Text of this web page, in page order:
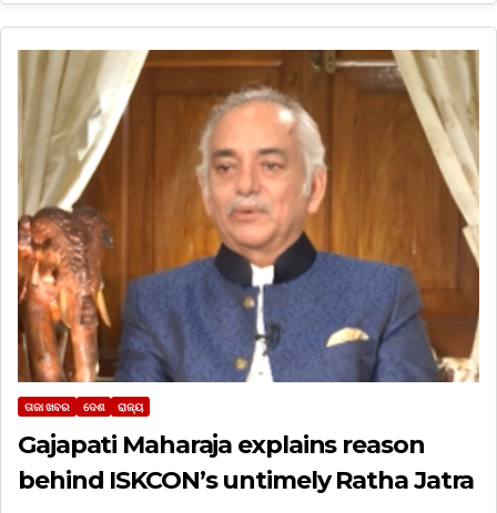
ତାଜା ଖବର ଦେଶ ରାଜ୍ୟ
Gajapati Maharaja explains reason
behind ISKCON’s untimely Ratha Jatra